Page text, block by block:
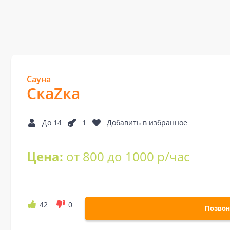
Сауна
СкаZка
До 14 1 Добавить в избранное
Цена: от 800 до 1000 р/час
42 0